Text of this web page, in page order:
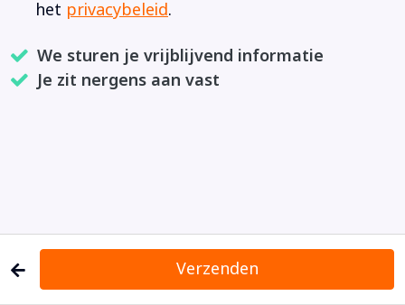
het privacybeleid.
We sturen je vrijblijvend informatie
Je zit nergens aan vast
Verzenden